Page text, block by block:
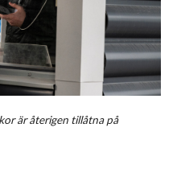
är återigen tillåtna på